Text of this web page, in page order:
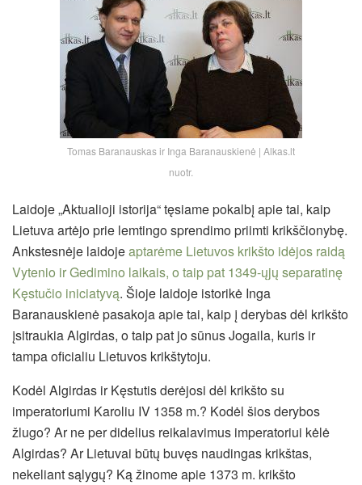
Tomas Baranauskas ir Inga Baranauskienė | Alkas.lt
nuotr.
Laidoje „Aktualioji istorija“ tęsiame pokalbį apie tai, kaip
Lietuva artėjo prie lemtingo sprendimo priimti krikščionybę.
Ankstesnėje laidojeaptarėme Lietuvos krikšto idėjos raidą
Vytenio ir Gedimino laikais, o taip pat 1349-ųjų separatinę
Kęstučio iniciatyvą. Šioje laidoje istorikė Inga
Baranauskienė pasakoja apie tai, kaip į derybas dėl krikšto
įsitraukia Algirdas, o taip pat jo sūnus Jogaila, kuris ir
tampa oficialiu Lietuvos krikštytoju.
Kodėl Algirdas ir Kęstutis derėjosi dėl krikšto su
imperatoriumi Karoliu IV 1358 m.? Kodėl šios derybos
žlugo? Ar ne per didelius reikalavimus imperatoriui kėlė
Algirdas? Ar Lietuvai būtų buvęs naudingas krikštas,
nekeliant sąlygų? Ką žinome apie 1373 m. krikšto